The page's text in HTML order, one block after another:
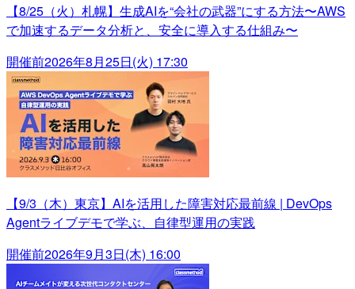
【8/25（火）札幌】生成AIを“会社の武器”にする方法〜AWS
で加速するデータ分析と、安全に導入する仕組み〜
開催前2026年8月25日(火) 17:30
【9/3（木）東京】AIを活用した障害対応最前線 | DevOps
Agentライブデモで学ぶ、自律型運用の実践
開催前2026年9月3日(木) 16:00